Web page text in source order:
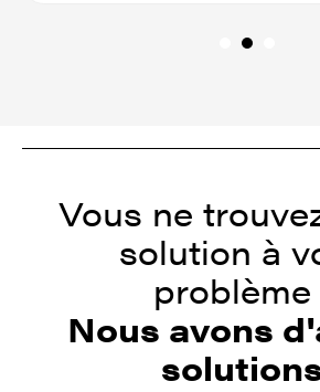
Vous ne
solution à
problème
Nous avons